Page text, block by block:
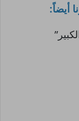
أيضاً: